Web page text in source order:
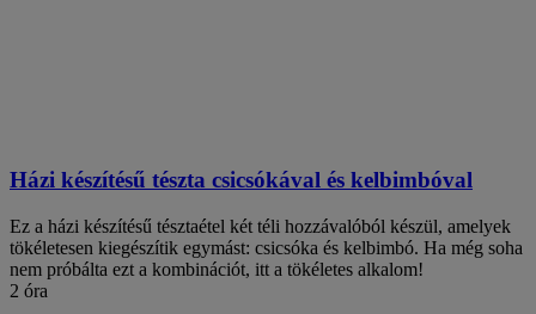
Házi készítésű tészta csicsókával és kelbimbóval
Ez a házi készítésű tésztaétel két téli hozzávalóból készül, amelyek
tökéletesen kiegészítik egymást: csicsóka és kelbimbó. Ha még soha
nem próbálta ezt a kombinációt, itt a tökéletes alkalom!
2 óra